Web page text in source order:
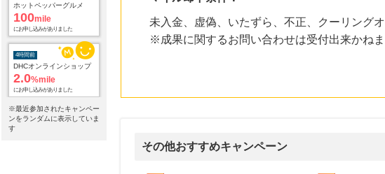
ホットペッパーグルメ
100mile
にお申し込みがありました
4時間前
DHCオンラインショップ
2.0%mile
にお申し込みがありました
7時間前
※最近参加されたキャンペー
ンをランダムに表示していま
す
未入金、虚偽、いたずら、不正、クーリング
※成果に関するお問い合わせは受付出来かね
その他おすすめキャンペーン